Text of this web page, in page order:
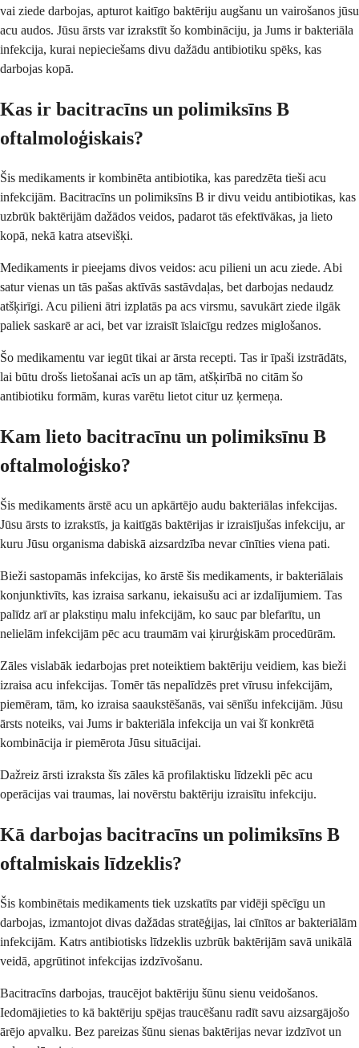
vai ziede darbojas, apturot kaitīgo baktēriju augšanu un vairošanos jūsu
acu audos. Jūsu ārsts var izrakstīt šo kombināciju, ja Jums ir bakteriāla
infekcija, kurai nepieciešams divu dažādu antibiotiku spēks, kas
darbojas kopā.
Kas ir bacitracīns un polimiksīns B
oftalmoloģiskais?
Šis medikaments ir kombinēta antibiotika, kas paredzēta tieši acu
infekcijām. Bacitracīns un polimiksīns B ir divu veidu antibiotikas, kas
uzbrūk baktērijām dažādos veidos, padarot tās efektīvākas, ja lieto
kopā, nekā katra atsevišķi.
Medikaments ir pieejams divos veidos: acu pilieni un acu ziede. Abi
satur vienas un tās pašas aktīvās sastāvdaļas, bet darbojas nedaudz
atšķirīgi. Acu pilieni ātri izplatās pa acs virsmu, savukārt ziede ilgāk
paliek saskarē ar aci, bet var izraisīt īslaicīgu redzes miglošanos.
Šo medikamentu var iegūt tikai ar ārsta recepti. Tas ir īpaši izstrādāts,
lai būtu drošs lietošanai acīs un ap tām, atšķirībā no citām šo
antibiotiku formām, kuras varētu lietot citur uz ķermeņa.
Kam lieto bacitracīnu un polimiksīnu B
oftalmoloģisko?
Šis medikaments ārstē acu un apkārtējo audu bakteriālas infekcijas.
Jūsu ārsts to izrakstīs, ja kaitīgās baktērijas ir izraisījušas infekciju, ar
kuru Jūsu organisma dabiskā aizsardzība nevar cīnīties viena pati.
Bieži sastopamās infekcijas, ko ārstē šis medikaments, ir bakteriālais
konjunktivīts, kas izraisa sarkanu, iekaisušu aci ar izdalījumiem. Tas
palīdz arī ar plakstiņu malu infekcijām, ko sauc par blefarītu, un
nelielām infekcijām pēc acu traumām vai ķirurģiskām procedūrām.
Zāles vislabāk iedarbojas pret noteiktiem baktēriju veidiem, kas bieži
izraisa acu infekcijas. Tomēr tās nepalīdzēs pret vīrusu infekcijām,
piemēram, tām, ko izraisa saaukstēšanās, vai sēnīšu infekcijām. Jūsu
ārsts noteiks, vai Jums ir bakteriāla infekcija un vai šī konkrētā
kombinācija ir piemērota Jūsu situācijai.
Dažreiz ārsti izraksta šīs zāles kā profilaktisku līdzekli pēc acu
operācijas vai traumas, lai novērstu baktēriju izraisītu infekciju.
Kā darbojas bacitracīns un polimiksīns B
oftalmiskais līdzeklis?
Šis kombinētais medikaments tiek uzskatīts par vidēji spēcīgu un
darbojas, izmantojot divas dažādas stratēģijas, lai cīnītos ar bakteriālām
infekcijām. Katrs antibiotisks līdzeklis uzbrūk baktērijām savā unikālā
veidā, apgrūtinot infekcijas izdzīvošanu.
Bacitracīns darbojas, traucējot baktēriju šūnu sienu veidošanos.
Iedomājieties to kā baktēriju spējas traucēšanu radīt savu aizsargājošo
ārējo apvalku. Bez pareizas šūnu sienas baktērijas nevar izdzīvot un